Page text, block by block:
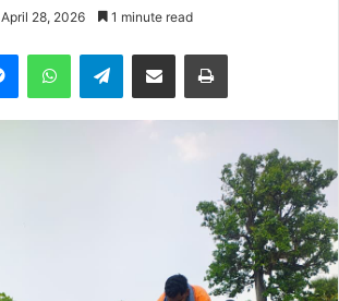
April 28, 2026 1 minute read
MessengerWhatsAppTelegramShare via Email Print